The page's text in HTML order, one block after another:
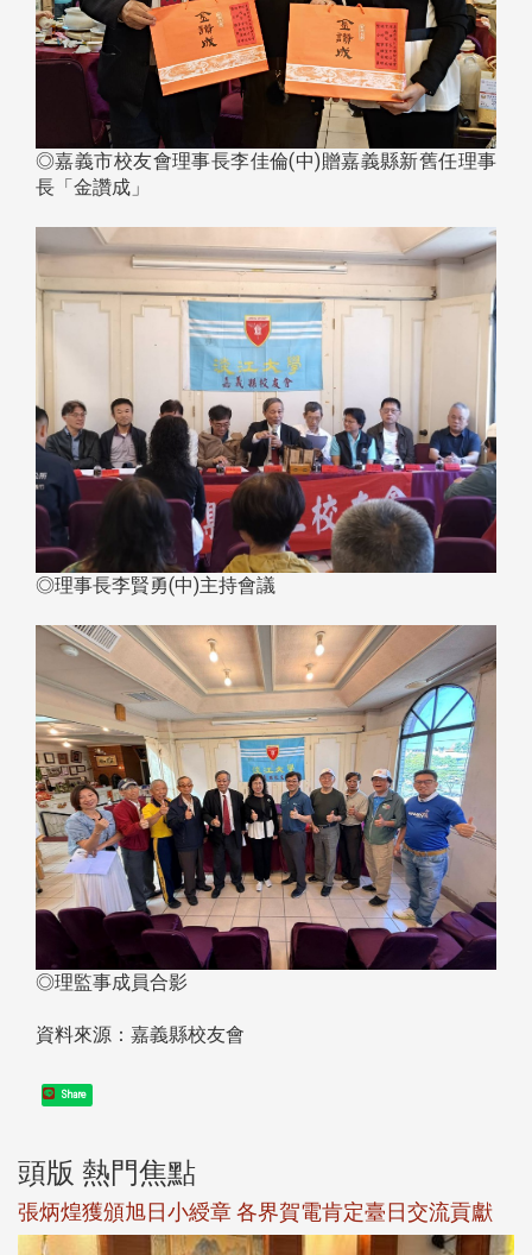
◎嘉義市校友會理事長李佳倫(中)贈嘉義縣新舊任理事
長「金讚成」
◎理事長李賢勇(中)主持會議
◎理監事成員合影
資料來源：嘉義縣校友會
Share
頭版 熱門焦點
張炳煌獲頒旭日小綬章 各界賀電肯定臺日交流貢獻